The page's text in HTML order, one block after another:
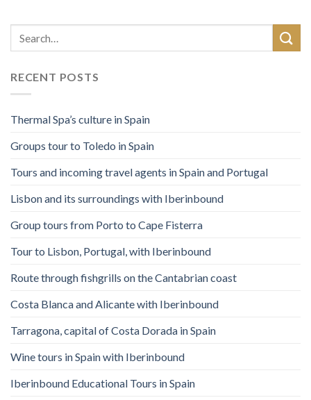
RECENT POSTS
Thermal Spa’s culture in Spain
Groups tour to Toledo in Spain
Tours and incoming travel agents in Spain and Portugal
Lisbon and its surroundings with Iberinbound
Group tours from Porto to Cape Fisterra
Tour to Lisbon, Portugal, with Iberinbound
Route through fishgrills on the Cantabrian coast
Costa Blanca and Alicante with Iberinbound
Tarragona, capital of Costa Dorada in Spain
Wine tours in Spain with Iberinbound
Iberinbound Educational Tours in Spain